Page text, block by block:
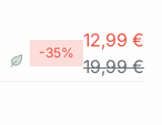
-35%
12,99 €
19,99 €